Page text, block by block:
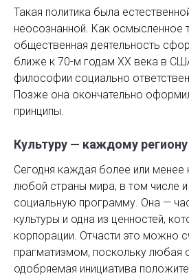
Такая политика была
неосознанной. Как осмысленное
общественная деятельность
ближе к 70-м годам XX века в
философии социально
Позже она окончательно
принципы.
Культуру — каждому региону
Сегодня каждая более или менее
любой страны мира, в том числе
социальную программу. Она —
культуры и одна из ценностей,
корпорации. Отчасти это можно
прагматизмом, поскольку любая
одобряемая инициатива